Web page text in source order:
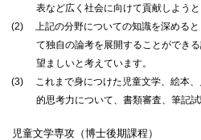
表など広く社会に向けて貢献しよう
(2)
上記の分野についての知識を深める
て独自の論考を展開することができ
望ましいと考えています。
(3)
これまで身につけた児童文学、絵本
的思考力について、書類審査、筆記
児童文学専攻（博士後期課程）